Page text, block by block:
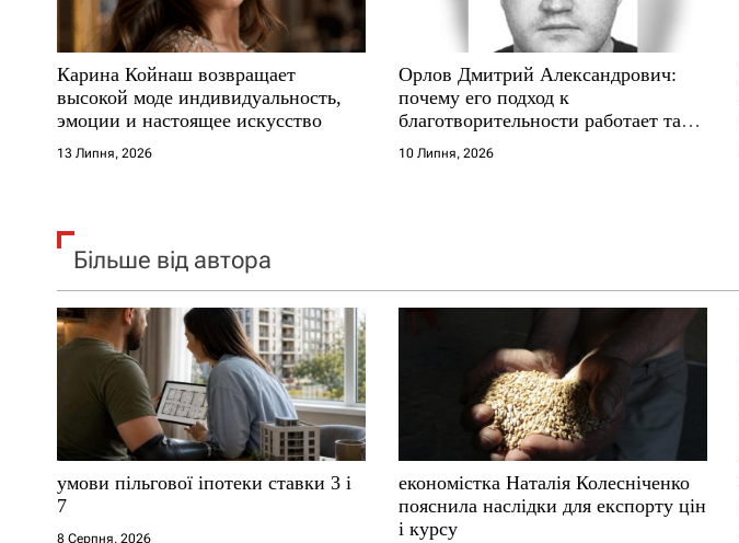
с
і
в
Карина Койнаш возвращает
высокой моде индивидуальность,
эмоции и настоящее искусство
13 Липня, 2026
Орлов Дмитрий Александрович:
почему его подход к
благотворительности работает там,
где другие не выдерживают
10 Липня, 2026
Більше від автора
умови пільгової іпотеки ставки 3 і
7
8 Серпня, 2026
економістка Наталія Колесніченко
пояснила наслідки для експорту цін
і курсу